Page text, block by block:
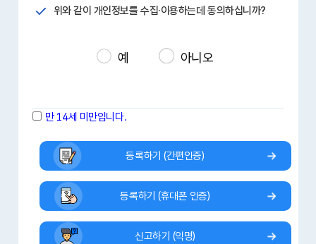
위와 같이 개인정보를 수집·이용하는데 동의하십니까?
예 아니오
만 14세 미만입니다.
등록하기 (간편인증)
등록하기 (휴대폰 인증)
신고하기 (익명)